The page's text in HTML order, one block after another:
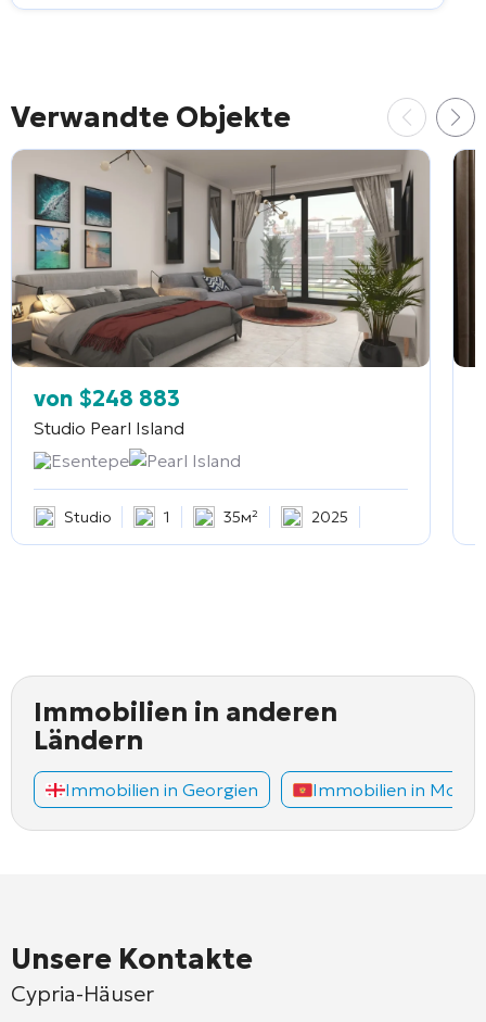
Verwandte Objekte
von $248 883
Studio Pearl Island
Esentepe
Pearl Island
Studio 1 35м² 2025
Immobilien in anderen
Ländern
Immobilien in Georgien Immobilien in
Unsere Kontakte
Cypria-Häuser